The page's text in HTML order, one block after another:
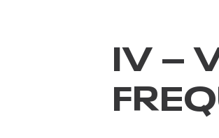
IV –